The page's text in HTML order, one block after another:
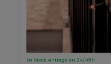
En Stock, entrega en 24/48h